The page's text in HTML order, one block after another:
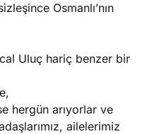
Osmanlı’nın
Uluç hariç benzer bir
hergün arıyorlar ve
ailelerimiz